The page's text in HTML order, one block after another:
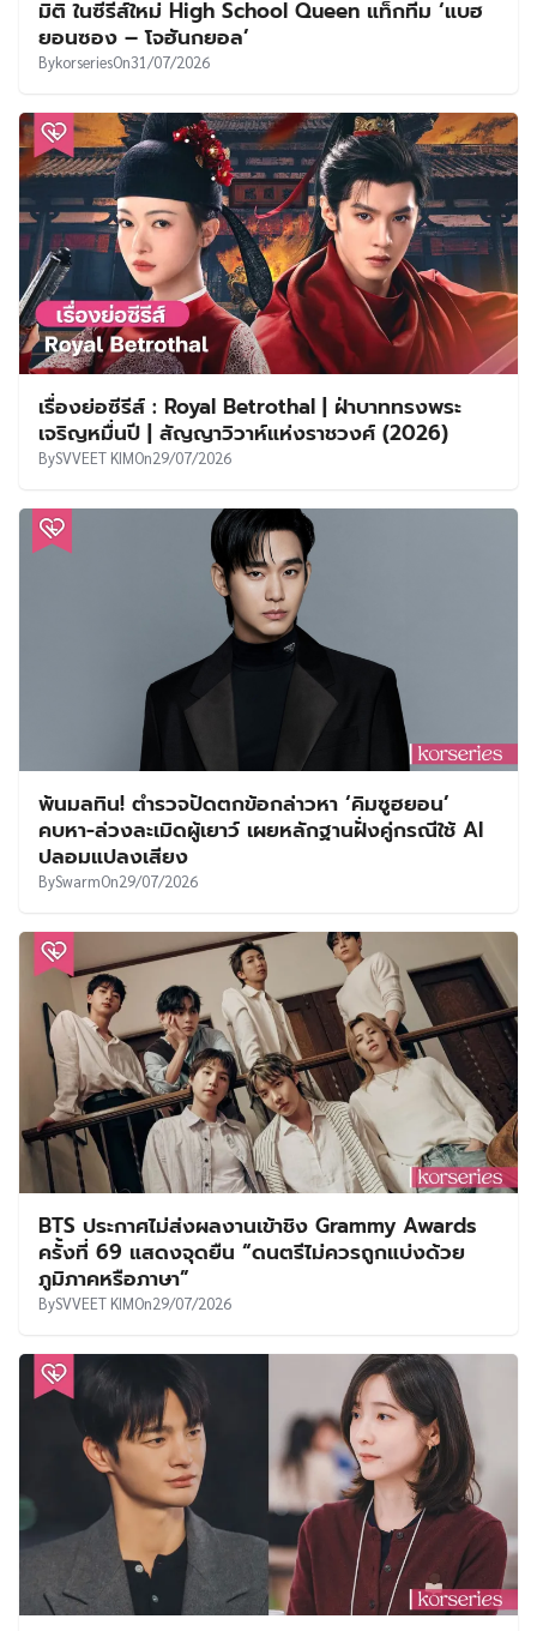
มิติ ในซีรีส์ใหม่ High School Queen แท็กทีม ‘แบฮ
ยอนซอง – โจฮันกยอล’
BykorseriesOn31/07/2026
เรื่องย่อซีรีส์ : Royal Betrothal | ฝ่าบาททรงพระ
เจริญหมื่นปี | สัญญาวิวาห์แห่งราชวงศ์ (2026)
BySVVEET KIMOn29/07/2026
พ้นมลทิน! ตำรวจปัดตกข้อกล่าวหา ‘คิมซูฮยอน’
คบหา-ล่วงละเมิดผู้เยาว์ เผยหลักฐานฝั่งคู่กรณีใช้ AI
ปลอมแปลงเสียง
BySwarmOn29/07/2026
BTS ประกาศไม่ส่งผลงานเข้าชิง Grammy Awards
ครั้งที่ 69 แสดงจุดยืน “ดนตรีไม่ควรถูกแบ่งด้วย
ภูมิภาคหรือภาษา”
BySVVEET KIMOn29/07/2026